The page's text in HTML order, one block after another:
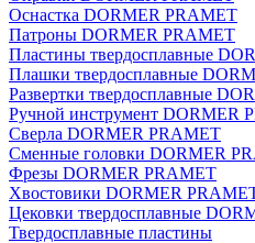
Оснастка DORMER PRAMET
Патроны DORMER PRAMET
Пластины твердосплавные
Плашки твердосплавные
Развертки твердосплавные
Ручной инструмент DORMER
Сверла DORMER PRAMET
Сменные головки DORMER
Фрезы DORMER PRAMET
Хвостовики DORMER
Цековки твердосплавные
Твердосплавные пластины